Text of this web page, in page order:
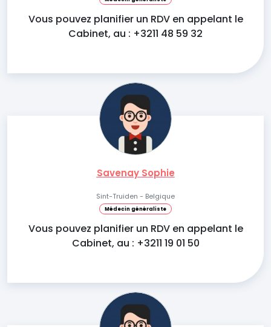
Vous pouvez planifier un RDV en appelant le
Cabinet, au : +3211 48 59 32
Savenay Sophie
Sint-Truiden - Belgique
Médecin généraliste
Vous pouvez planifier un RDV en appelant le
Cabinet, au : +3211 19 01 50